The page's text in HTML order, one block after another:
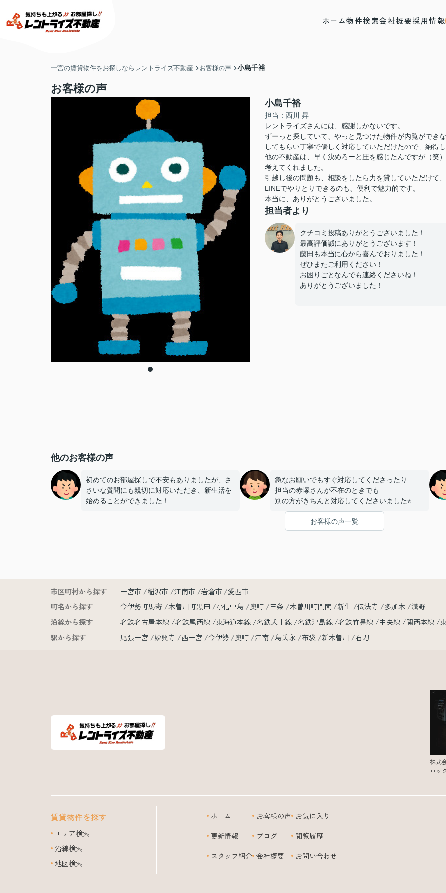
ホーム物件検索会社概要採用情報
一宮の賃貸物件をお探しならレントライズ不動産 お客様の声 小島千裕
お客様の声
小島千裕
担当：西川 昇
レントライズさんには、感謝しかないです。
ずーっと探していて、やっと見つけた物件が内覧がで
してもらい丁寧で優しく対応していただけたので、納得
他の不動産は、早く決めろーと圧を感じたんですが（笑
考えてくれました。
引越し後の問題も、相談をしたら力を貸していただけて
LINEでやりとりできるのも、便利で魅力的です。
本当に、ありがとうございました。
担当者より
クチコミ投稿ありがとうございました！
最高評価誠にありがとうございます！
藤田も本当に心から喜んでおりました！
ぜひまたご利用ください！
お困りごとなんでも連絡くださいね！
ありがとうございました！
他のお客様の声
初めてのお部屋探しで不安もありましたが、さ
さいな質問にも親切に対応いただき、新生活を
始めることができました！
急なお願いでもすぐ対応してくださったり
担当の赤塚さんが不在のときでも
別の方がきちんと対応してくださいました⭐︎
内見当日にたまたま同じアパートに
もう一部屋空きがあるとしり
この度は本当にありがとうございました♪
お客様の声一覧
市区町村から探す 一宮市 稲沢市 江南市 岩倉市
愛西市
町名から探す
今伊勢町馬寄 木曽川町黒田 小信中島 奥町 三条 木曽川町門間 新生 伝法寺 多加木
浅野
沿線から探す
名鉄名古屋本線 名鉄尾西線 東海道本線 名鉄犬山線 名鉄津島線 名鉄竹鼻線 中央線 関西本線
駅から探す
尾張一宮 妙興寺 西一宮 今伊勢 奥町 江南 島氏永 布袋 新木曽川 石刀
株式
ロッ
賃貸物件を探す
エリア検索
沿線検索
地図検索
ホーム
更新情報
スタッフ紹介
お客様の声
ブログ
会社概要
お気に入り
閲覧履歴
お問い合わせ